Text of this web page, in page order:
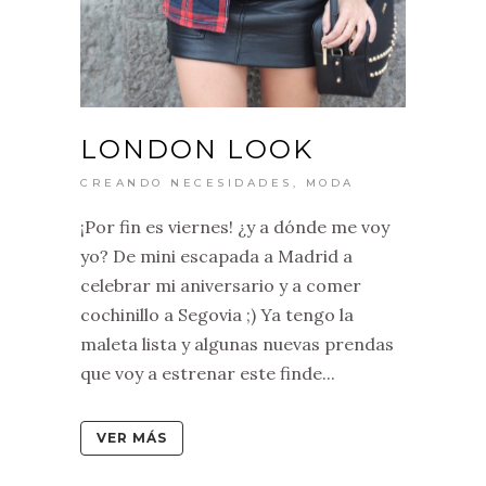
LONDON LOOK
CREANDO NECESIDADES , MODA
¡Por fin es viernes! ¿y a dónde me voy
yo? De mini escapada a Madrid a
celebrar mi aniversario y a comer
cochinillo a Segovia ;) Ya tengo la
maleta lista y algunas nuevas prendas
que voy a estrenar este finde...
VER MÁS